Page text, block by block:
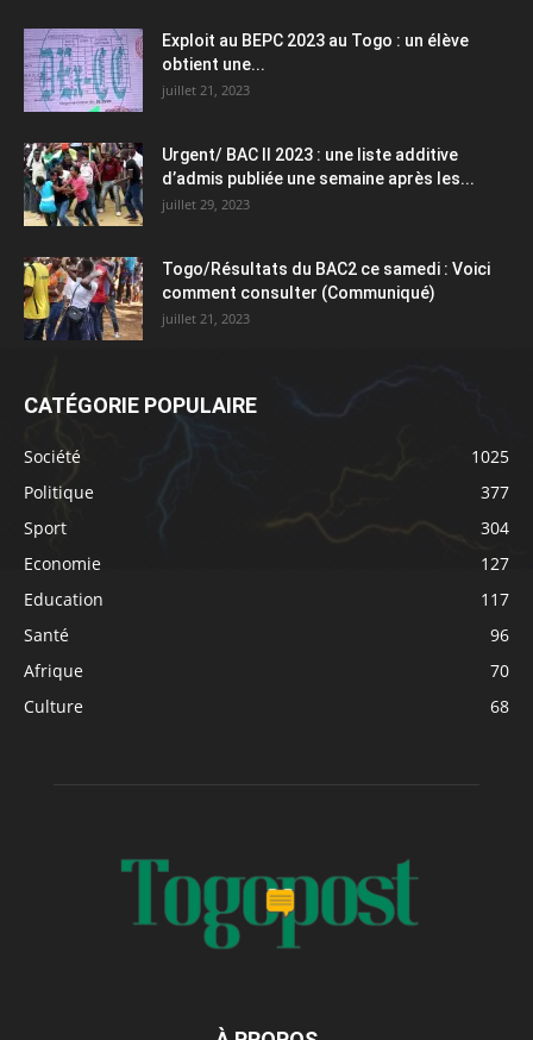
Exploit au BEPC 2023 au Togo : un élève
obtient une...
juillet 21, 2023
Urgent/ BAC II 2023 : une liste additive
d’admis publiée une semaine après les...
juillet 29, 2023
Togo/Résultats du BAC2 ce samedi : Voici
comment consulter (Communiqué)
juillet 21, 2023
CATÉGORIE POPULAIRE
Société
1025
Politique
377
Sport
304
Economie
127
Education
117
Santé
96
Afrique
70
Culture
68